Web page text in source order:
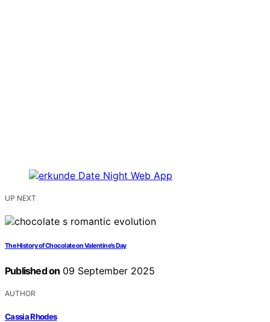
UP NEXT
The History of Chocolate on Valentine’s Day
Published on 09 September 2025
AUTHOR
Cassia Rhodes